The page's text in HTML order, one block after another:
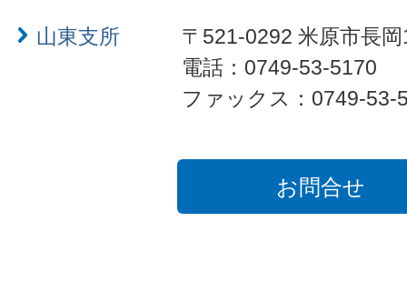
山東支所
〒521-0292 米原市長
電話：0749-53-5170
ファックス：0749-53-
お問合せ